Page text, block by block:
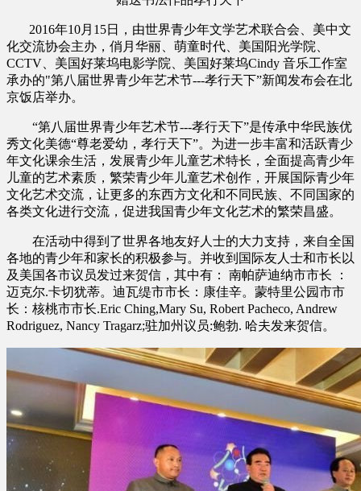
2016年10月15日，由世界青少年文学艺术联合会、美中文
化交流协会主办，俏月华丽、萌童时代、美国阳光学院、
CCTV、美国好莱坞电影学院、美国好莱坞Cindy 音乐工作室
承办的"第八届世界青少年艺术节---孝行天下”新闻发布会在北
京饭店举办。
“第八届世界青少年艺术节---孝行天下”是传承中华民族优
秀文化美德“尊老爱幼，孝行天下”。为进一步丰富和活跃青少
年文化课余生活，发展青少年儿童艺术特长，全面提高青少年
儿童的艺术素质，繁荣青少年儿童艺术创作，开展国际青少年
文化艺术交流，让更多的东西方文化和不同民族、不同国家的
各类文化进行交流，促进我国青少年文化艺术的繁荣昌盛。
在活动中得到了世界各地友好人士的大力支持，来自全国
各地的青少年和家长的积极参与。并收到国际友人士和市长以
及美国各市议员发过来贺信，其中有： 南帕萨迪纳市市长 ：
迈克尔.卡切犹蒂。迪瓦缇市市长：康佳辛。蒙特里公园市市
长：核桃市市长.Eric Ching,Mary Su, Robert Pacheco, Andrew
Rodriguez, Nancy Tragarz;驻加州议员:鲍勃. 哈夫发来贺信。